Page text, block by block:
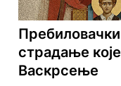
страдање
Васкрсење